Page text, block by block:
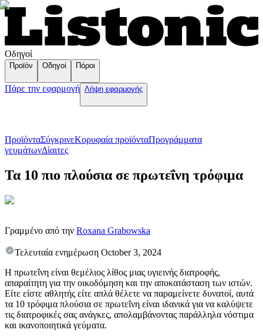
Οδηγοί
Προϊόν Οδηγοί Πόροι
Πάρε την εφαρμογή Λήψη εφαρμογής
ΠροϊόνταΣύγκρινεΚορυφαία προϊόνταПρογράμματα
γευμάτωνΔίαιτες
Τα 10 πιο πλούσια σε πρωτεΐνη τρόφιμα
Γραμμένο από την Roxana Grabowska
Τελευταία ενημέρωση October 3, 2024
Η πρωτεΐνη είναι θεμέλιος λίθος μιας υγιεινής διατροφής,
απαραίτητη για την οικοδόμηση και την αποκατάσταση των ιστών.
Είτε είστε αθλητής είτε απλά θέλετε να παραμείνετε δυνατοί, αυτά
τα 10 τρόφιμα πλούσια σε πρωτεΐνη είναι ιδανικά για να καλύψετε
τις διατροφικές σας ανάγκες, απολαμβάνοντας παράλληλα νόστιμα
και ικανοποιητικά γεύματα.